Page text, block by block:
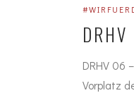
DRHV 06
Vorplatz